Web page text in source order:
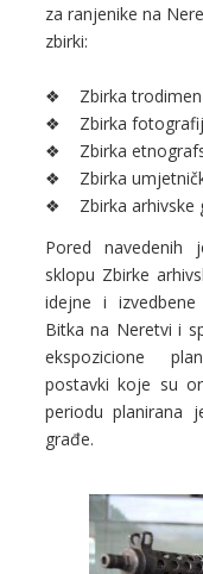
za ranjenike na
zbirki:
❖ Zbirka
❖ Zbirka
❖ Zbirka
❖ Zbirka
❖ Zbirka arhivske
Pored navedenih
sklopu Zbirke
idejne i
Bitka na Neretvi i
ekspozicione
postavki koje su
periodu planirana
građe.